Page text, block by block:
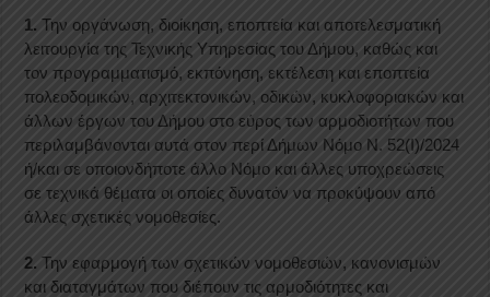
1. Την οργάνωση, διοίκηση, εποπτεία και αποτελεσματική
λειτουργία της Τεχνικής Υπηρεσίας του Δήμου, καθώς και
τον προγραμματισμό, εκπόνηση, εκτέλεση και εποπτεία
πολεοδομικών, αρχιτεκτονικών, οδικών, κυκλοφοριακών και
άλλων έργων του Δήμου στο εύρος των αρμοδιοτήτων που
περιλαμβάνονται αυτά στον περί Δήμων Νόμο Ν. 52(Ι)/2024
ή/και σε οποιονδήποτε άλλο Νόμο και άλλες υποχρεώσεις
σε τεχνικά θέματα οι οποίες δυνατόν να προκύψουν από
άλλες σχετικές νομοθεσίες.
2. Την εφαρμογή των σχετικών νομοθεσιών, κανονισμών
και διαταγμάτων που διέπουν τις αρμοδιότητες και